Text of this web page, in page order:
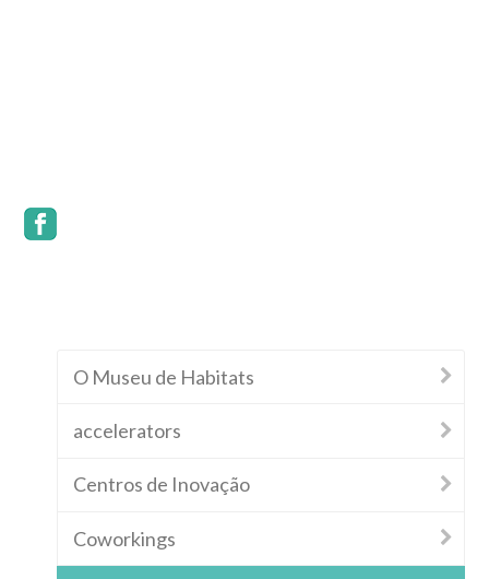
O Museu de Habitats
accelerators
Centros de Inovação
Coworkings